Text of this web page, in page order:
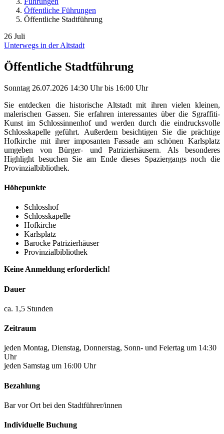
Öffentliche Führungen
Öffentliche Stadtführung
26 Juli
Unterwegs in der Altstadt
Öffentliche Stadtführung
Sonntag 26.07.2026 14:30 Uhrbis 16:00 Uhr
Sie entdecken die historische Altstadt mit ihren vielen kleinen,
malerischen Gassen. Sie erfahren interessantes über die Sgraffiti-
Kunst im Schlossinnenhof und werden durch die eindrucksvolle
Schlosskapelle geführt. Außerdem besichtigen Sie die prächtige
Hofkirche mit ihrer imposanten Fassade am schönen Karlsplatz
umgeben von Bürger- und Patrizierhäusern. Als besonderes
Highlight besuchen Sie am Ende dieses Spaziergangs noch die
Provinzialbibliothek.
Höhepunkte
Schlosshof
Schlosskapelle
Hofkirche
Karlsplatz
Barocke Patrizierhäuser
Provinzialbibliothek
Keine Anmeldung erforderlich!
Dauer
ca. 1,5 Stunden
Zeitraum
jeden Montag, Dienstag, Donnerstag, Sonn- und Feiertag um 14:30
Uhr
jeden Samstag um 16:00 Uhr
Bezahlung
Bar vor Ort bei den Stadtführer/innen
Individuelle Buchung